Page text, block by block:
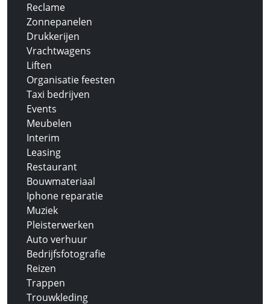
Reclame
Zonnepanelen
Drukkerijen
Vrachtwagens
Liften
Organisatie feesten
Taxi bedrijven
Events
Meubelen
Interim
Leasing
Restaurant
Bouwmateriaal
Iphone reparatie
Muziek
Pleisterwerken
Auto verhuur
Bedrijfsfotografie
Reizen
Trappen
Trouwkleding